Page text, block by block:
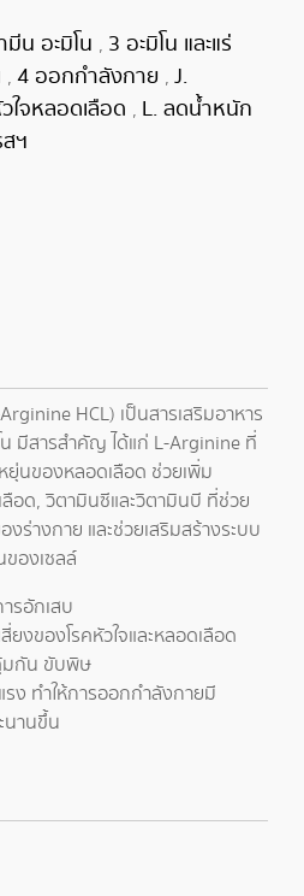
น อะมิโน , 3 อะมิโน และแร่
, 4 ออกกำลังกาย , J.
ใจหลอดเลือด , L. ลดน้ำหนัก
ฯ
HCL) เป็นสารเสริมอาหาร
มีสารสำคัญ ได้แก่ L-Arginine ที่
ยุ่นของหลอดเลือด ช่วยเพิ่ม
อด, วิตามินซีและวิตามินบี ที่ช่วย
ร่างกาย และช่วยเสริมสร้างระบบ
ของเซลล์
รอักเสบ
ยงของโรคหัวใจและหลอดเลือด
มกัน ขับพิษ
รง ทำให้การออกกำลังกายมี
นานขึ้น